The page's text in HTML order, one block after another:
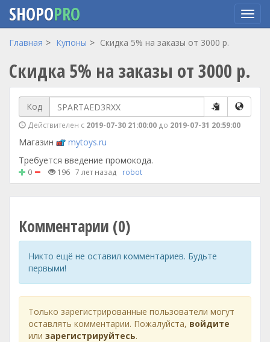
Перейти
основному
содержанию
SHOPOPRO
Главная Купоны Скидка 5% на заказы от 3000 р.
Скидка 5% на заказы от 3000 р.
Код
Действителен с 2019-07-30 21:00:00 до 2019-07-31 20:59:00
Магазин
mytoys.ru
Требуется введение промокода.
0 196 7 лет назад robot
Комментарии (0)
Никто ещё не оставил комментариев. Будьте
первыми!
Только зарегистрированные пользователи могут
оставлять комментарии. Пожалуйста, войдите
или зарегистрируйтесь.